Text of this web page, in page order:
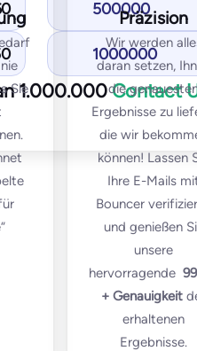
500000
1000000
1.000.000Contact
test
Most Popular
Pro
$250 /month
2,500 test emails
/ domains monitored
Sie
Präzision
Wir werden
daran setzen,
die
Ergebnisse zu
die wir
können! Lassen
Ihre E-Mails
Bouncer
und genießen
unsere
hervorragende
+ Genauigkeit
erhaltenen
Ergebnisse.